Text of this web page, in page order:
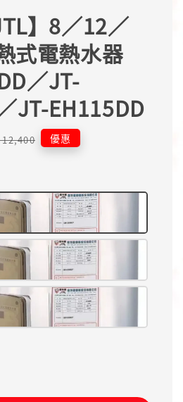
】8／12／
式電熱水器
／JT-
JT-EH115DD
12,400 優惠